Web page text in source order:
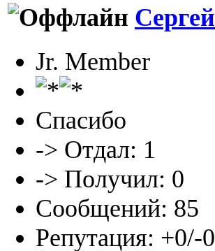
Сергей
Jr. Member
Спасибо
-> Отдал: 1
-> Получил: 0
Сообщений: 85
Репутация: +0/-0